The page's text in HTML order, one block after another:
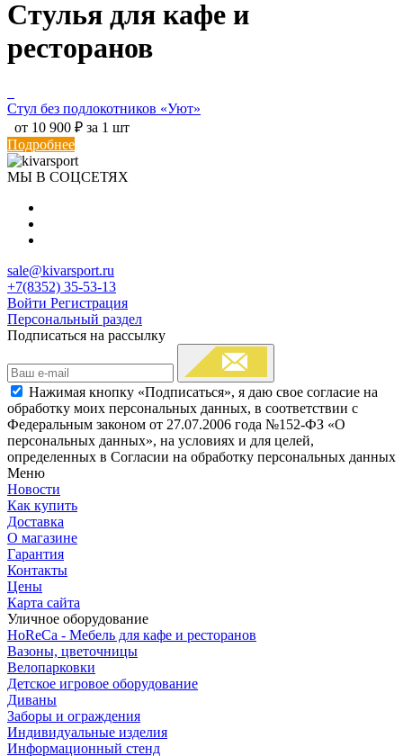
Стулья для кафе и
ресторанов
Стул без подлокотников «Уют»
от 10 900 ₽ за 1 шт
Подробнее
МЫ В СОЦСЕТЯХ
sale@kivarsport.ru
+7(8352) 35-53-13
Войти Регистрация
Персональный раздел
Подписаться на рассылку
Нажимая кнопку «Подписаться», я даю свое согласие на
обработку моих персональных данных, в соответствии с
Федеральным законом от 27.07.2006 года №152-ФЗ «О
персональных данных», на условиях и для целей,
определенных в Согласии на обработку персональных данных
Меню
Новости
Как купить
Доставка
О магазине
Гарантия
Контакты
Цены
Карта сайта
Уличное оборудование
HoReCa - Мебель для кафе и ресторанов
Вазоны, цветочницы
Велопарковки
Детское игровое оборудование
Диваны
Заборы и ограждения
Индивидуальные изделия
Информационный стенд